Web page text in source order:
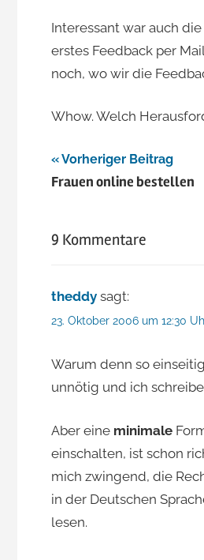
Interessant war auch
erstes Feedback per
noch, wo wir die
Whow. Welch
Vorheriger Beitrag
Frauen online bestellen
9 Kommentare
theddy sagt:
23. Oktober 2006 um 12:30
Warum denn so
unnötig und ich
Aber eine minimale
einschalten, ist schon
mich zwingend, die
in der Deutschen
lesen.